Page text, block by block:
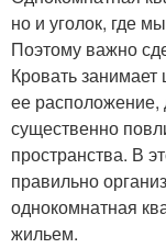
но и уголок, где
Поэтому важно
Кровать занимает
ее расположение,
существенно
пространства. В
правильно
однокомнатная
жильем.